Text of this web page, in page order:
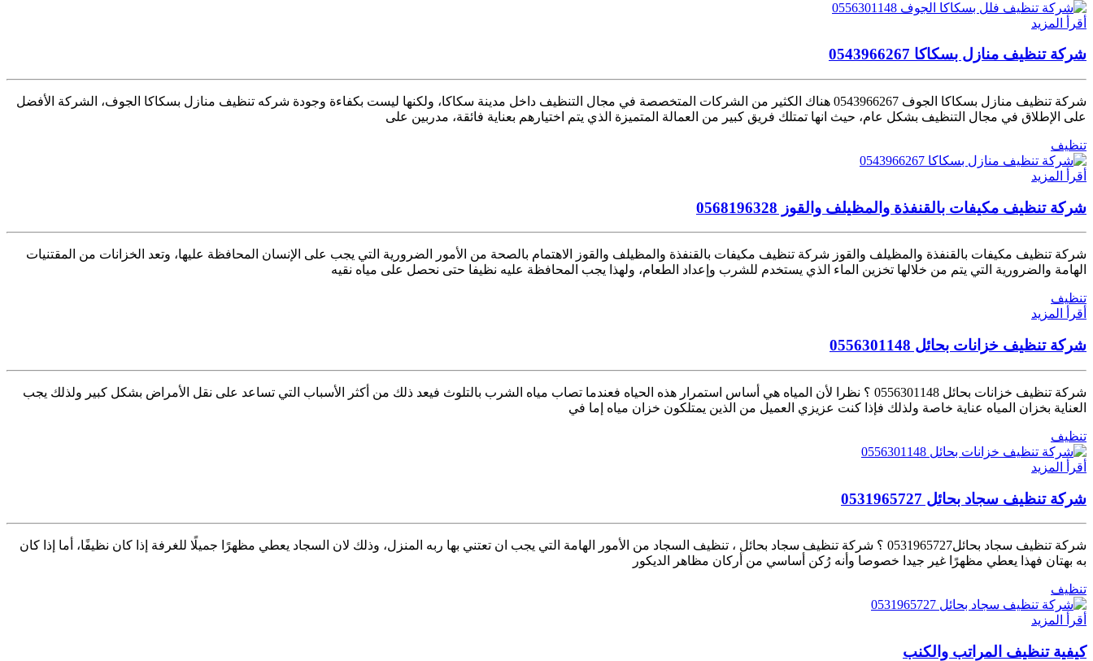
أقرأ المزيد
شركة تنظيف منازل بسكاكا 0543966267
شركة تنظيف منازل بسكاكا الجوف 0543966267 هناك الكثير من الشركات المتخصصة في مجال التنظيف داخل مدينة سكاكا، ولكنها ليست بكفاءة وجودة شركه تنظيف منازل بسكاكا الجوف، الشركة الأفضل
على الإطلاق في مجال التنظيف بشكل عام، حيث انها تمتلك فريق كبير من العمالة المتميزة الذي يتم اختيارهم بعناية فائقة، مدربين على
تنظيف
أقرأ المزيد
شركة تنظيف مكيفات بالقنفذة والمظيلف والقوز 0568196328
شركة تنظيف مكيفات بالقنفذة والمظيلف والقوز شركة تنظيف مكيفات بالقنفذة والمظيلف والقوز الاهتمام بالصحة من الأمور الضرورية التي يجب على الإنسان المحافظة عليها، وتعد الخزانات من المقتنيات
الهامة والضرورية التي يتم من خلالها تخزين الماء الذي يستخدم للشرب وإعداد الطعام، ولهذا يجب المحافظة عليه نظيفا حتى نحصل على مياه نقيه
تنظيف
أقرأ المزيد
شركة تنظيف خزانات بحائل 0556301148
شركة تنظيف خزانات بحائل 0556301148 ؟ نظرا لأن المياه هي أساس استمرار هذه الحياه فعندما تصاب مياه الشرب بالتلوث فيعد ذلك من أكثر الأسباب التي تساعد على نقل الأمراض بشكل كبير ولذلك يجب
العناية بخزان المياه عناية خاصة ولذلك فإذا كنت عزيزي العميل من الذين يمتلكون خزان مياه إما في
تنظيف
أقرأ المزيد
شركة تنظيف سجاد بحائل 0531965727
شركة تنظيف سجاد بحائل0531965727 ؟ شركة تنظيف سجاد بحائل ، تنظيف السجاد من الأمور الهامة التي يجب ان تعتني بها ربه المنزل، وذلك لان السجاد يعطي مظهرًا جميلًا للغرفة إذا كان نظيفًا، أما إذا كان
به بهتان فهذا يعطي مظهرًا غير جيدا خصوصا وأنه رُكن أساسي من أركان مظاهر الديكور
تنظيف
أقرأ المزيد
كيفية تنظيف المراتب والكنب